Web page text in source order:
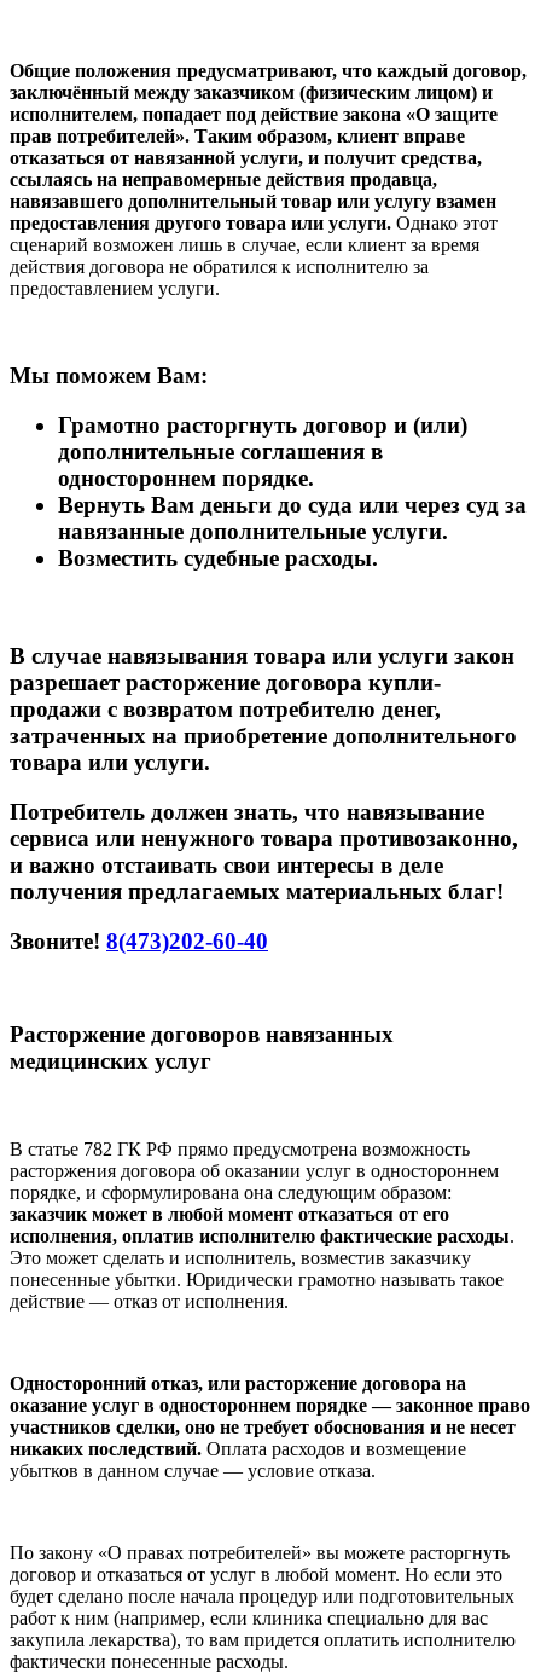
Общие положения предусматривают, что каждый договор,
заключённый между заказчиком (физическим лицом) и
исполнителем, попадает под действие закона «О защите
прав потребителей». Таким образом, клиент вправе
отказаться от навязанной услуги, и получит средства,
ссылаясь на неправомерные действия продавца,
навязавшего дополнительный товар или услугу взамен
предоставления другого товара или услуги. Однако этот
сценарий возможен лишь в случае, если клиент за время
действия договора не обратился к исполнителю за
предоставлением услуги.
Мы поможем Вам:
Грамотно расторгнуть договор и (или)
дополнительные соглашения в
одностороннем порядке.
Вернуть Вам деньги до суда или через суд за
навязанные дополнительные услуги.
Возместить судебные расходы.
В случае навязывания товара или услуги закон
разрешает расторжение договора купли-
продажи с возвратом потребителю денег,
затраченных на приобретение дополнительного
товара или услуги.
Потребитель должен знать, что навязывание
сервиса или ненужного товара противозаконно,
и важно отстаивать свои интересы в деле
получения предлагаемых материальных благ!
Звоните! 8(473)202-60-40
Расторжение договоров навязанных
медицинских услуг
В статье 782 ГК РФ прямо предусмотрена возможность
расторжения договора об оказании услуг в одностороннем
порядке, и сформулирована она следующим образом:
заказчик может в любой момент отказаться от его
исполнения, оплатив исполнителю фактические расходы.
Это может сделать и исполнитель, возместив заказчику
понесенные убытки. Юридически грамотно называть такое
действие — отказ от исполнения.
Односторонний отказ, или расторжение договора на
оказание услуг в одностороннем порядке — законное право
участников сделки, оно не требует обоснования и не несет
никаких последствий. Оплата расходов и возмещение
убытков в данном случае — условие отказа.
По закону «О правах потребителей» вы можете расторгнуть
договор и отказаться от услуг в любой момент. Но если это
будет сделано после начала процедур или подготовительных
работ к ним (например, если клиника специально для вас
закупила лекарства), то вам придется оплатить исполнителю
фактически понесенные расходы.